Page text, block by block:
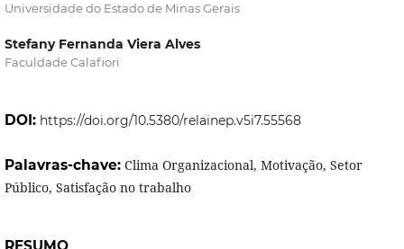
Universidade do Estado de Minas Gerais
Stefany Fernanda Viera Alves
Faculdade Calafiori
DOI: https://doi.org/10.5380/relainep.v5i7.55568
Palavras-chave: Clima Organizacional, Motivação, Setor
Público, Satisfação no trabalho